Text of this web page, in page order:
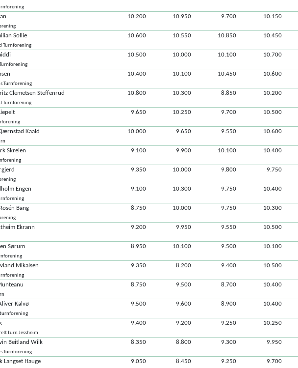
10.200 10.950 9.700 10.150
Sollie
Turnforening
10.600 10.550 10.850 10.450
10.500 10.000 10.100 10.700
Turnforening
10.400 10.100 10.450 10.600
Clemetsen Steffenrud
Turnforening
10.800 10.300 8.850 10.200
9.650 10.250 9.700 10.500
Kaald 10.000 9.650 9.550 10.600
Skreien 9.100 9.900 10.100 10.400
9.350 10.000 9.800 9.750
Engen 9.100 10.300 9.750 10.400
Bang 8.750 10.000 9.750 10.300
Ekrann 9.200 9.950 9.550 10.500
Sørum 8.950 10.100 9.500 10.100
Mikalsen 9.350 8.200 9.400 10.500
8.750 9.500 8.700 10.400
Kalvø
turnforening
9.500 9.600 8.900 10.400
turn Jessheim
9.400 9.200 9.250 10.250
Beitland Wiik
Turnforening
8.350 8.800 9.300 9.950
Langset Hauge 9.050 8.450 9.250 9.700